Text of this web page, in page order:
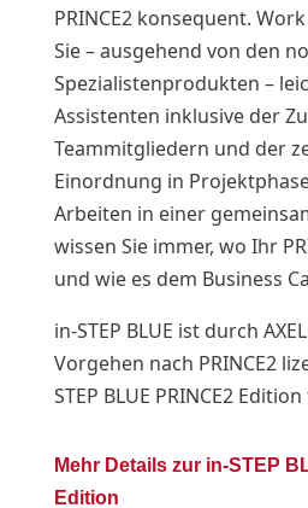
PRINCE2 konsequent.
Sie – ausgehend von den
Spezialistenprodukten –
Assistenten inklusive der
Teammitgliedern und der
Einordnung in
Arbeiten in einer
wissen Sie immer, wo Ihr
und wie es dem Business
in-STEP BLUE ist durch
Vorgehen nach PRINCE2
STEP BLUE PRINCE2
Mehr Details zur in-STEP
Edition